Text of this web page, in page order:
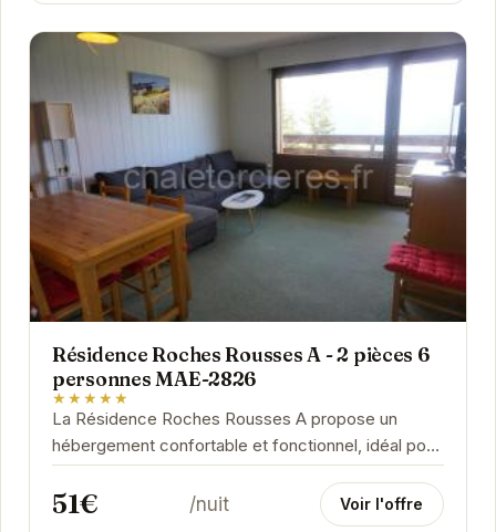
Résidence Roches Rousses A - 2 pièces 6
personnes MAE-2826
★★★★★
La Résidence Roches Rousses A propose un
hébergement confortable et fonctionnel, idéal pour
les familles et les groupes d'amis. Située à...
51€ /nuit Voir l'offre